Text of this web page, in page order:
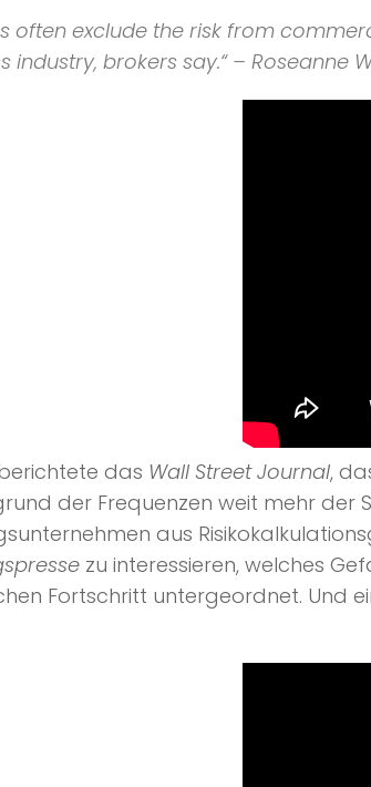
often exclude the risk from
industry, brokers say.“– Roseanne
das Wall Street Journal,
der Frequenzen weit mehr der
aus
zu interessieren, welches
Fortschritt untergeordnet. Und